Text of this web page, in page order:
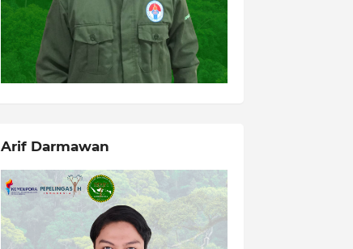
Arif Darmawan